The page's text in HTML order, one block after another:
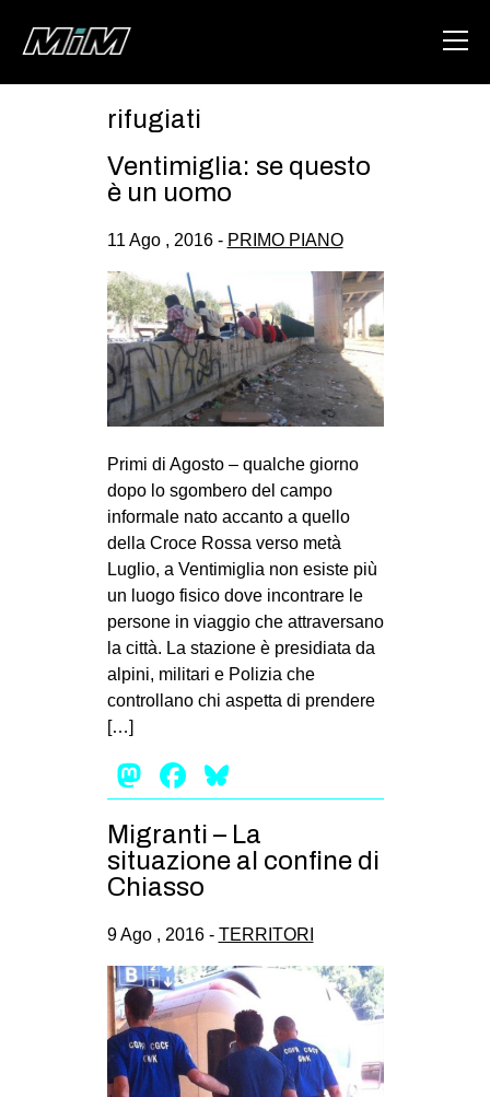
ABOUT
AREA
DEGENERAZIONE
GAZA FREESTYLE
CSOA LAMBRETTA
MSM
STUDENTI TSUNAMI
ZAM
MILANO
MOBILITAZIONI
SPAZI
SPORT POPOLARE
MOVIMENTI
AMBIENTE
DIRITTO ALL’ABITARE
MIGRAZIONI
PRECARIATO
CULTURE
ARTE
CINEMA
rifugiati
Ventimiglia: se questo
è un uomo
11 Ago , 2016 - PRIMO PIANO
Primi di Agosto – qualche giorno
dopo lo sgombero del campo
informale nato accanto a quello
della Croce Rossa verso metà
Luglio, a Ventimiglia non esiste più
un luogo fisico dove incontrare le
persone in viaggio che attraversano
la città. La stazione è presidiata da
alpini, militari e Polizia che
controllano chi aspetta di prendere
[…]
Mastodon
Facebook
Migranti – La
situazione al confine di
Chiasso
9 Ago , 2016 - TERRITORI